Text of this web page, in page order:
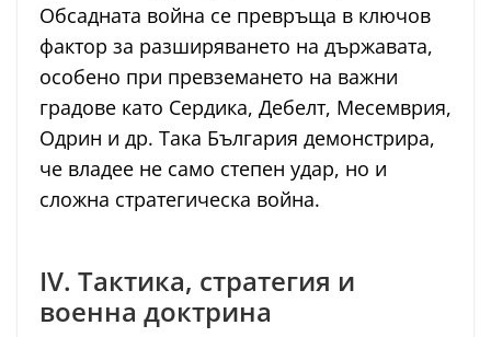
Обсадната война се превръща в ключов
фактор за разширяването на държавата,
особено при превземането на важни
градове като Сердика, Дебелт, Месемврия,
Одрин и др. Така България демонстрира,
че владее не само степен удар, но и
сложна стратегическа война.
IV. Тактика, стратегия и
военна доктрина